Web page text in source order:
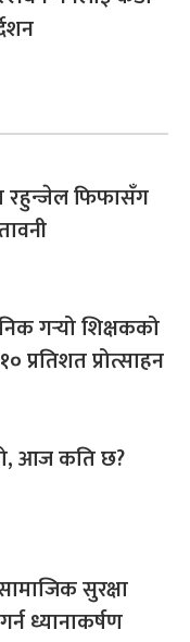
रहुन्जेल फिफासँग
गर्‍यो शिक्षकको
प्रतिशत प्रोत्साहन
आज कति छ?
सुरक्षा
ध्यानाकर्षण